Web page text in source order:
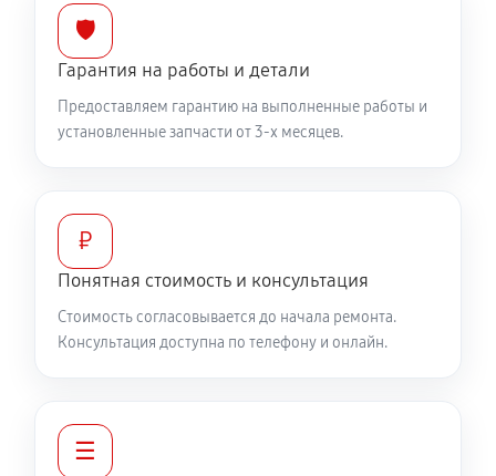
🛡️
Гарантия на работы и детали
Предоставляем гарантию на выполненные работы и
установленные запчасти от 3-х месяцев.
₽
Понятная стоимость и консультация
Стоимость согласовывается до начала ремонта.
Консультация доступна по телефону и онлайн.
☰